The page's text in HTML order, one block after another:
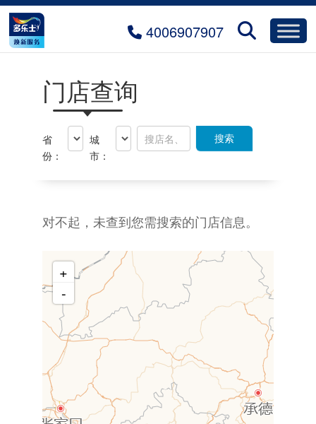
4006907907